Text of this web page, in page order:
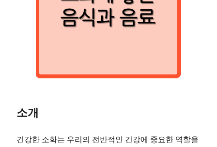
소개
건강한 소화는 우리의 전반적인 건강에 중요한 역할을